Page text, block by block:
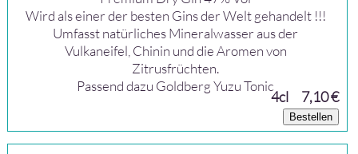
Wird als einer der besten Gins der Welt gehandelt !!!
Umfasst natürliches Mineralwasser aus der
Vulkaneifel, Chinin und die Aromen von
Zitrusfrüchten.
Passend dazu Goldberg Yuzu Tonic
4cl 7,10 €
Bestellen